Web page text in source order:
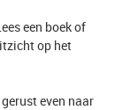
een boek of
op het
even naar